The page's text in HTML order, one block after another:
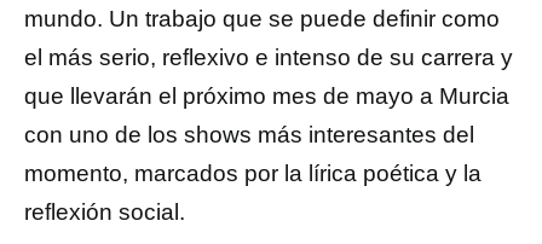
mundo. Un trabajo que se puede definir como
el más serio, reflexivo e intenso de su carrera y
que llevarán el próximo mes de mayo a Murcia
con uno de los shows más interesantes del
momento, marcados por la lírica poética y la
reflexión social.